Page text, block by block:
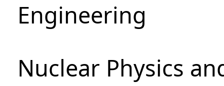
Engineering
Nuclear Physics